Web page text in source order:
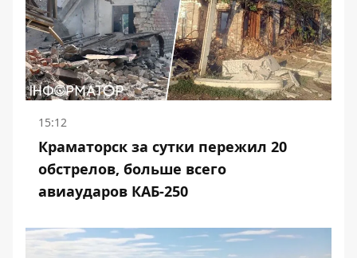
15:12
Краматорск за сутки пережил 20
обстрелов, больше всего
авиаударов КАБ-250